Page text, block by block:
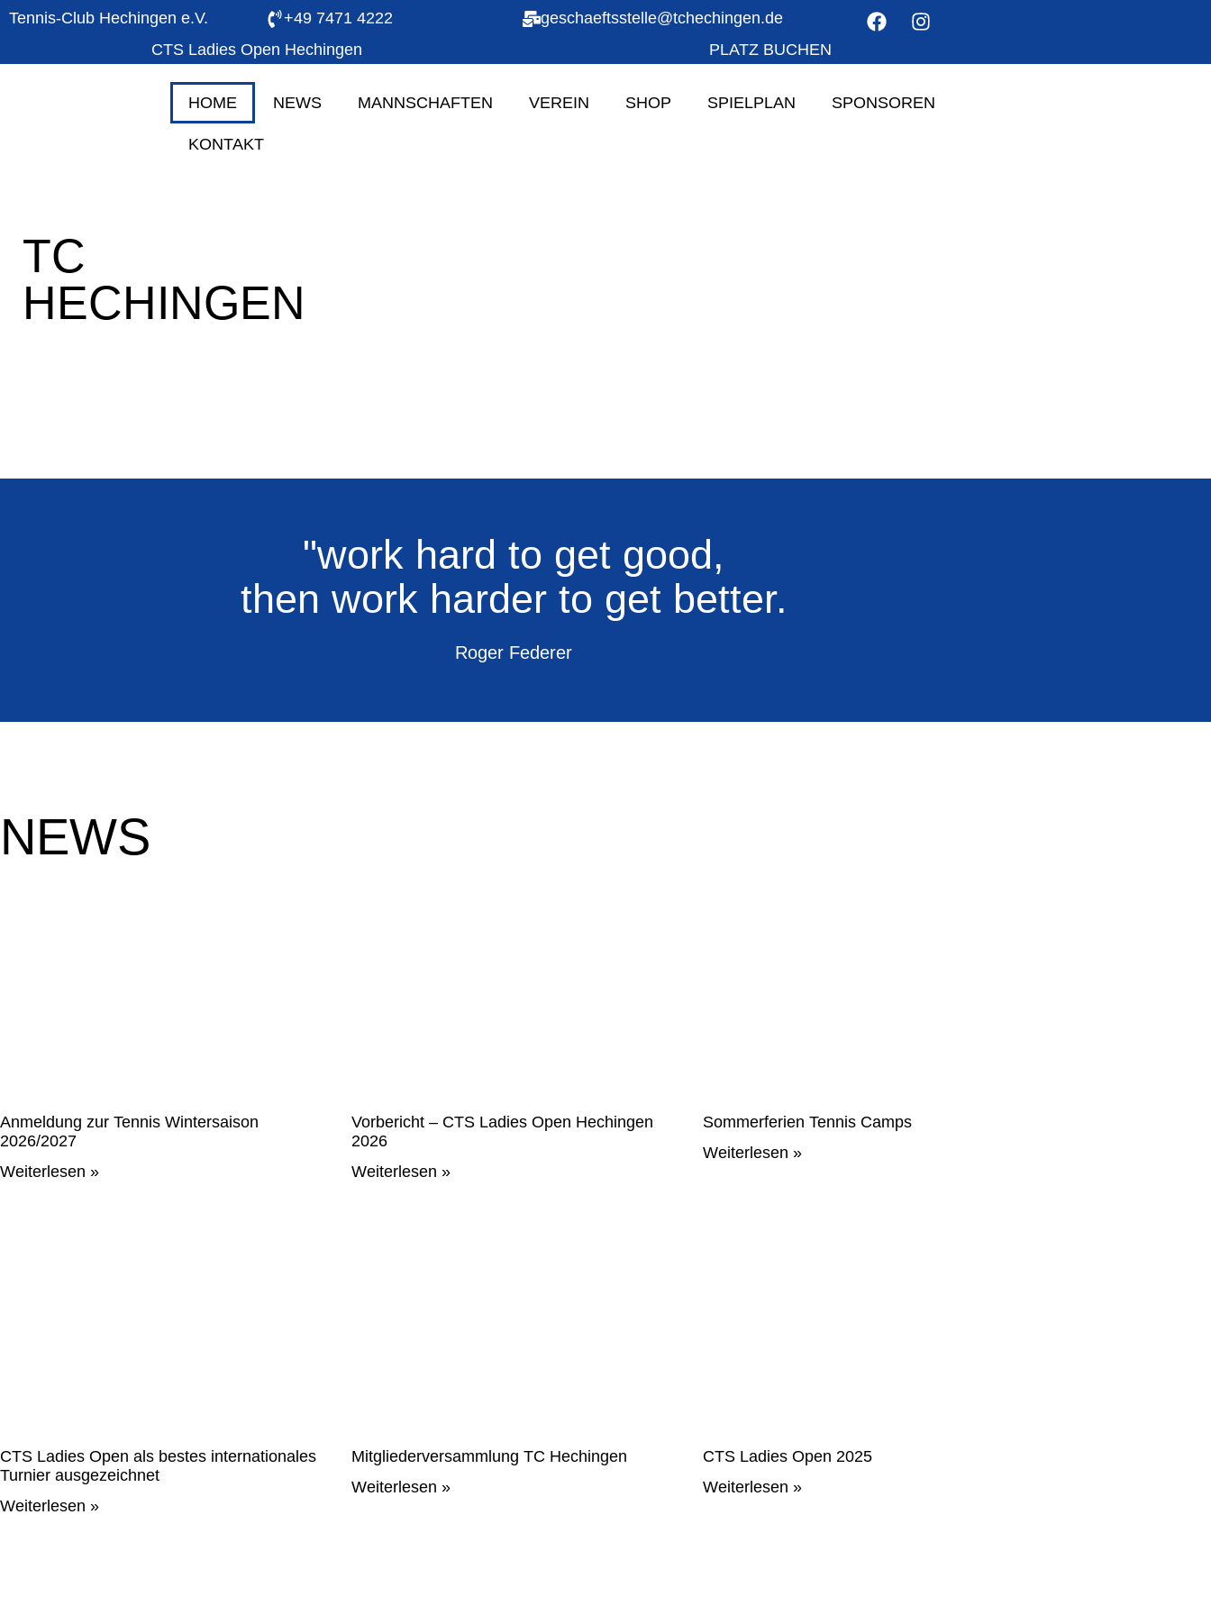
Tennis-Club Hechingen e.V. +49 7471 4222
geschaeftsstelle@tchechingen.de
CTS Ladies Open Hechingen
PLATZ BUCHEN
HOME NEWS MANNSCHAFTEN VEREIN SHOP SPIELPLAN SPONSOREN
KONTAKT
TC
HECHINGEN
"work hard to get good,
then work harder to get better.
Roger Federer
NEWS
Anmeldung zur Tennis Wintersaison
2026/2027
Weiterlesen »
Vorbericht – CTS Ladies Open Hechingen
2026
Weiterlesen »
Sommerferien Tennis Camps
Weiterlesen »
CTS Ladies Open als bestes internationales
Turnier ausgezeichnet
Weiterlesen »
Mitgliederversammlung TC Hechingen
Weiterlesen »
CTS Ladies Open 2025
Weiterlesen »